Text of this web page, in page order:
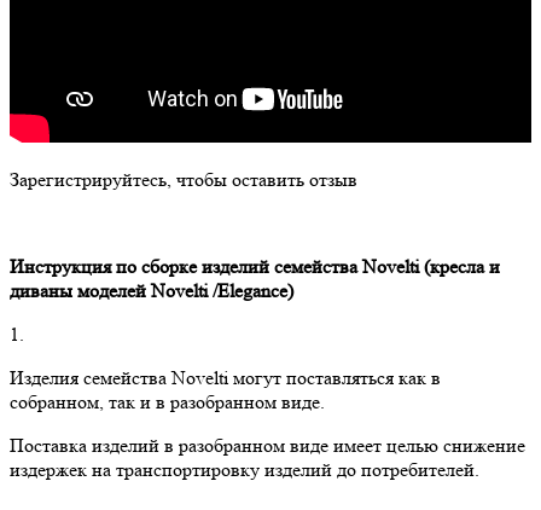
Зарегистрируйтесь, чтобы оставить отзыв
Инструкция по сборке изделий семействаNovelti(кресла и
диваны моделейNovelti/Elegance)
1.
Изделия семейства Novelti могут поставляться как в
собранном, так и в разобранном виде.
Поставка изделий в разобранном виде имеет целью снижение
издержек на транспортировку изделий до потребителей.